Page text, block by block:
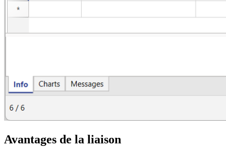
Avantages de la liaison